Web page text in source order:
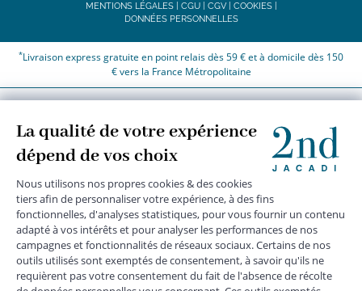
MENTIONS LÉGALES| CGU| CGV| COOKIES|
DONNÉES PERSONNELLES
*Livraison express gratuite en point relais dès 59 € et à domicile dès 150
€ vers la France Métropolitaine
du traitement, sont nécessaires à l'envoi de newsletters, à la
création de compte, pour le traitement, le suivi et la livraison
de votre commande, ainsi que pour le suivi de votre
adhésion au programme fidélité. Conformément au
Règlement Européen 2016/679 du 27 avril 2016 sur la
protection des données personnelles, vous bénéficiez d'un
droit d'accès, d'édiction des directives anticipées, de
rectification, d'opposition, d'effacement, de portabilité ou de
limitation aux traitements de données vous concernant.